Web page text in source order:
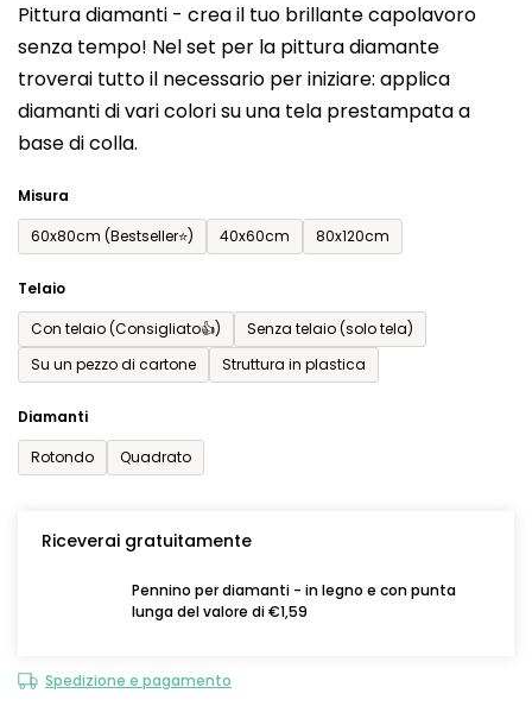
Pittura diamanti - crea il tuo brillante capolavoro
senza tempo! Nel set per la pittura diamante
troverai tutto il necessario per iniziare: applica
diamanti di vari colori su una tela prestampata a
base di colla.
Misura
60x80cm (Bestseller⭐)
40x60cm 80x120cm
Telaio
Con telaio (Consigliato👍)
Senza telaio (solo tela)
Su un pezzo di cartone
Struttura in plastica
Diamanti
Rotondo
Quadrato
Riceverai gratuitamente
Pennino per diamanti - in legno e con punta
lunga del valore di €1,59
Spedizione e pagamento
prodotto
è
0,0
su
5